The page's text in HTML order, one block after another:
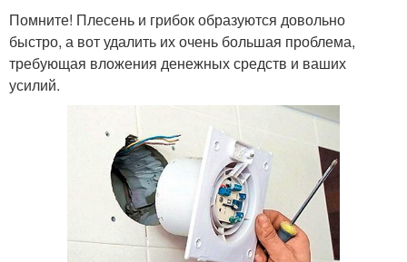
Помните! Плесень и грибок образуются довольно
быстро, а вот удалить их очень большая проблема,
требующая вложения денежных средств и ваших
усилий.